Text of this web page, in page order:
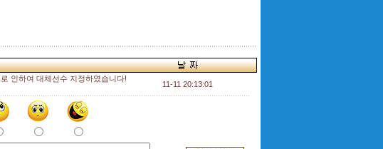
인하여 대체선수 지정하였습니다!
11-11 20:13:01